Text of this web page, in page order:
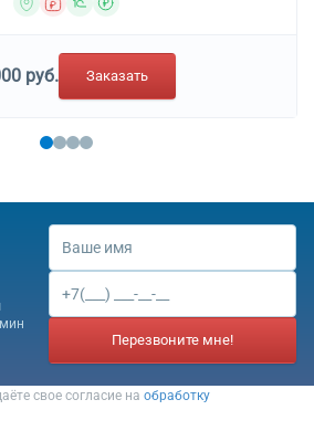
руб. Заказать
Перезвоните мне!
свое согласие на обработку